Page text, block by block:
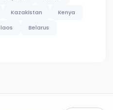
Kazakistan
Kenya
laos
Belarus